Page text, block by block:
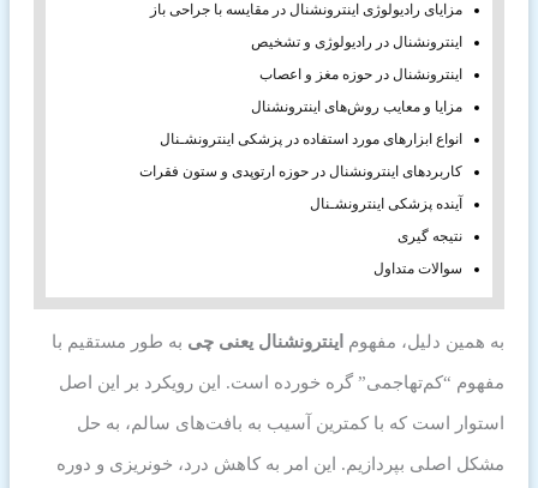
مزایای رادیولوژی اینترونشنال در مقایسه با جراحی باز
اینترونشنال در رادیولوژی و تشخیص
اینترونشنال در حوزه مغز و اعصاب
مزایا و معایب روش‌های اینترونشنال
انواع ابزارهای مورد استفاده در پزشکی اینترونشـنال
کاربردهای اینترونشنال در حوزه ارتوپدی و ستون فقرات
آینده پزشکی اینترونشـنال
نتیجه گیری
سوالات متداول
به همین دلیل، مفهوم اینترونشنال یعنی چی به طور مستقیم با
مفهوم “کم‌تهاجمی” گره خورده است. این رویکرد بر این اصل
استوار است که با کمترین آسیب به بافت‌های سالم، به حل
مشکل اصلی بپردازیم. این امر به کاهش درد، خونریزی و دوره